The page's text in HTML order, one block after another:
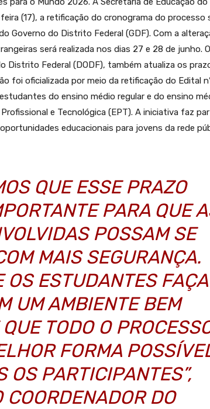
(17), a retificação do cronograma do processo
Governo do Distrito Federal (GDF). Com a
será realizada nos dias 27 e 28 de junho. O
Distrito Federal (DODF), também atualiza os
foi oficializada por meio da retificação do Edital
do ensino médio regular e do ensino
e Tecnológica (EPT). A iniciativa faz
educacionais para jovens da rede
QUE ESSE PRAZO
PARA QUE
POSSAM SE
MAIS SEGURANÇA.
OS ESTUDANTES
UM AMBIENTE BEM
TODO O
FORMA
OS PARTICIPANTES”,
COORDENADOR DO